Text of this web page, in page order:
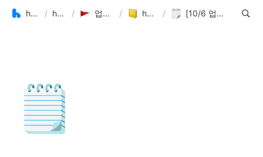
hoy(호이) 가이드 / hoy Guide / 업데이트 노트 & 계획 / hoy 업데이트 노트 / [10/6 업데이트 노트] 이슈 태그, 진척도 바 추가 외 1건
🗒️